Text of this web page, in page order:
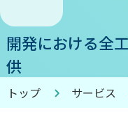
開発における全
供
トップ サービス